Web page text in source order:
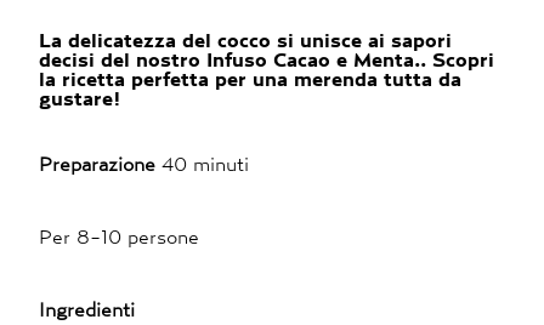
La delicatezza del cocco si unisce ai sapori
decisi del nostro Infuso Cacao e Menta.. Scopri
la ricetta perfetta per una merenda tutta da
gustare!
Preparazione 40 minuti
Per 8-10 persone
Ingredienti